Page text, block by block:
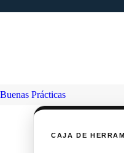
Buenas Prácticas
CAJA DE